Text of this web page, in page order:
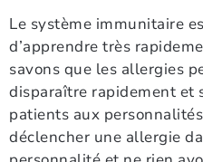
Le système immunitaire
d’apprendre très
savons que les allergies
disparaître rapidement et
patients aux
déclencher une allergie